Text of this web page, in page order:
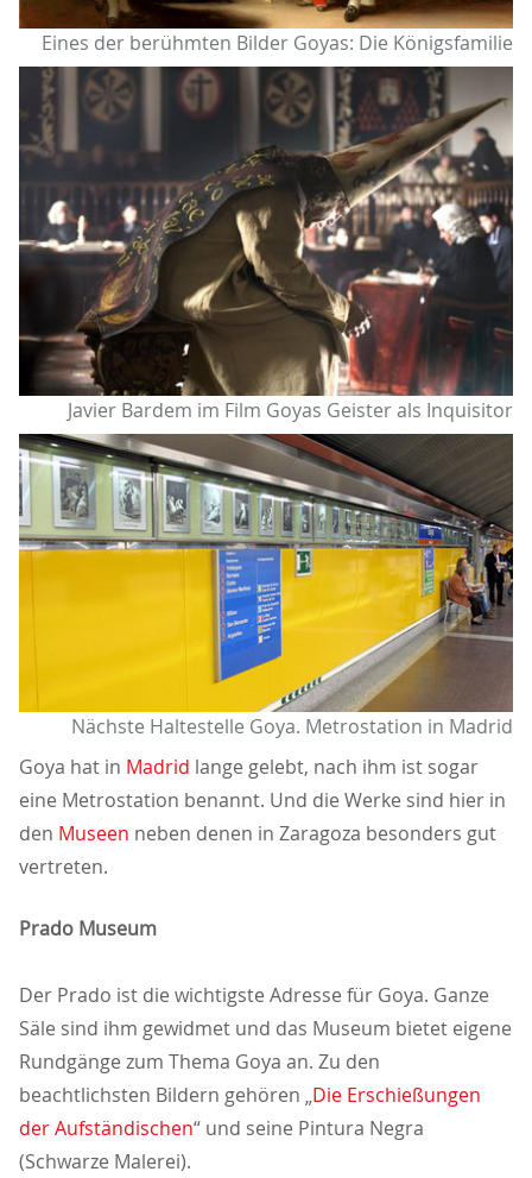
Eines der berühmten Bilder Goyas: Die Königsfamilie
Javier Bardem im Film Goyas Geister als Inquisitor
Nächste Haltestelle Goya. Metrostation in Madrid
Goya hat in Madrid lange gelebt, nach ihm ist sogar
eine Metrostation benannt. Und die Werke sind hier in
den Museen neben denen in Zaragoza besonders gut
vertreten.
Prado Museum
Der Prado ist die wichtigste Adresse für Goya. Ganze
Säle sind ihm gewidmet und das Museum bietet eigene
Rundgänge zum Thema Goya an. Zu den
beachtlichsten Bildern gehörenDie Erschießungen
der Aufständischen“ und seine Pintura Negra
(Schwarze Malerei).